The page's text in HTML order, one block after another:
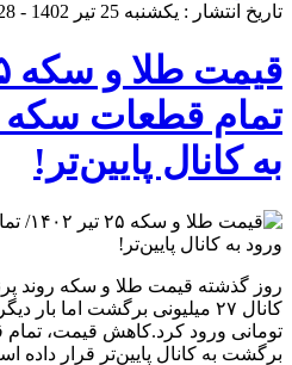
تاریخ انتشار : یکشنبه 25 تیر 1402 - 9:28
تمام قطعات سکه
به کانال پایین‌تر!
روز گذشته قیمت طلا و سکه روند
تومانی ورود کرد.کاهش قیمت، تمام
برگشت به کانال پایین‌تر قرار داده